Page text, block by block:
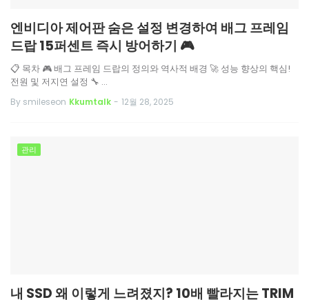
엔비디아 제어판 숨은 설정 변경하여 배그 프레임
드랍 15퍼센트 즉시 방어하기 🎮
📋 목차 🎮 배그 프레임 드랍의 정의와 역사적 배경 🚀 성능 향상의 핵심!
전원 및 저지연 설정 🔧 …
By smileseon Kkumtalk - 12월 28, 2025
관리
내 SSD 왜 이렇게 느려졌지? 10배 빨라지는 TRIM